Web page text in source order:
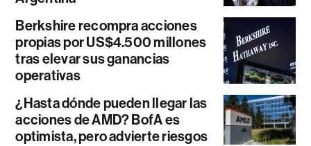
Berkshire recompra acciones
propias por US$4.500 millones
tras elevar sus ganancias
operativas
¿Hasta dónde pueden llegar las
acciones de AMD? BofA es
optimista, pero advierte riesgos